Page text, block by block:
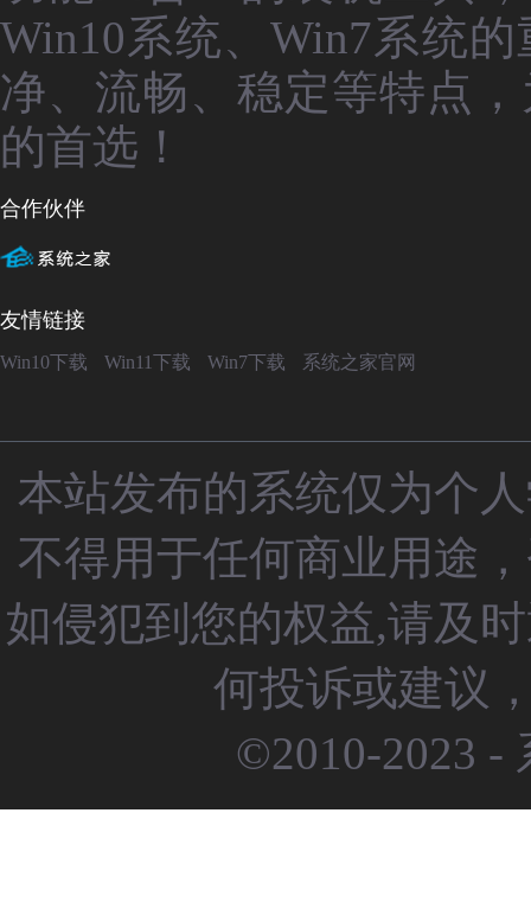
Win10系统、Win7系统
净、流畅、稳定等特点
的首选！
合作伙伴
友情链接
Win10下载 Win11下载 Win7下载 系统之家官网
本站发布的系统仅为个
不得用于任何商业用途
如侵犯到您的权益,请及
何投诉或建议
©2010-2023 -